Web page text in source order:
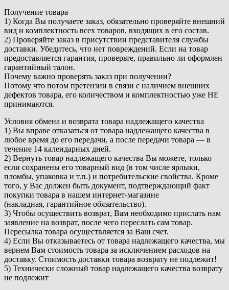
Получение товара
1) Когда Вы получаете заказ, обязательно проверяйте внешний
вид и комплектность всех товаров, входящих в его состав.
2) Проверяйте заказ в присутствии представителя службы
доставки. Убедитесь, что нет повреждений. Если на товар
предоставляется гарантия, проверьте, правильно ли оформлен
гарантийный талон.
Почему важно проверять заказ при получении?
Потому что потом претензии в связи с наличием внешних
дефектов товара, его количеством и комплектностью уже НЕ
принимаются.
Условия обмена и возврата товара надлежащего качества
1) Вы вправе отказаться от товара надлежащего качества в
любое время до его передачи, а после передачи товара — в
течение 14 календарных дней.
2) Вернуть товар надлежащего качества Вы можете, только
если сохранены его товарный вид (в том числе ярлыки,
пломбы, упаковка и т.п.) и потребительские свойства. Кроме
того, у Вас должен быть документ, подтверждающий факт
покупки товара в нашем интернет-магазине
(накладная, гарантийное обязательство).
3) Чтобы осуществить возврат, Вам необходимо прислать нам
заявление на возврат, после чего переслать сам товар.
Пересылка товара осуществляется за Ваш счет.
4) Если Вы отказываетесь от товара надлежащего качества, мы
вернем Вам стоимость товара за исключением расходов на
доставку. Стоимость доставки товара возврату не подлежит!
5) Технически сложный товар надлежащего качества возврату
не подлежит